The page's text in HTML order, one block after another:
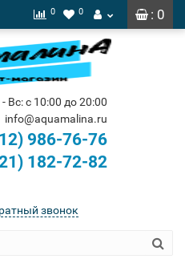
: 0
0 0
Вс: с 10:00 до 20:00
info@aquamalina.ru
986-76-76
182-72-82
звонок